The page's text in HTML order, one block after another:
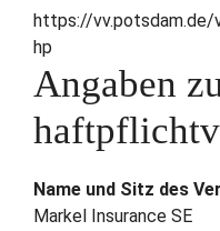
https://
hp
Angaben
Name und Sitz des
Markel Insurance SE